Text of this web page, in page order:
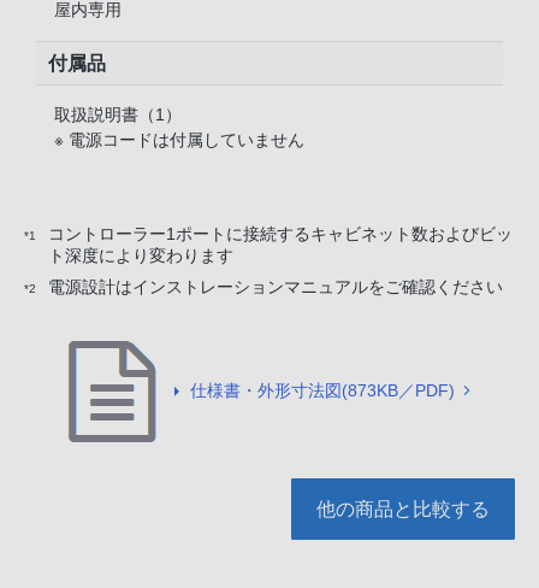
屋内専用
付属品
取扱説明書（1）
※ 電源コードは付属していません
*1
コントローラー1ポートに接続するキャビネット数およびビッ
ト深度により変わります
*2 電源設計はインストレーションマニュアルをご確認ください
仕様書・外形寸法図(873KB／PDF)
他の商品と比較する